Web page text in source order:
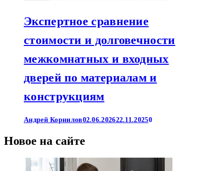
Экспертное сравнение
стоимости и долговечности
межкомнатных и входных
дверей по материалам и
конструкциям
Андрей Корнилов02.06.202622.11.20250
Новое на сайте